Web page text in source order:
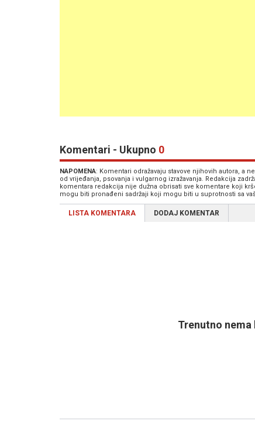
Komentari - Ukupno 0
NAPOMENA: Komentari odražavaju stavove njihovih autora, a
od vrijeđanja, psovanja i vulgarnog izražavanja. Redakcija
komentara redakcija nije dužna obrisati sve komentare koji
mogu biti pronađeni sadržaji koji mogu biti u suprotnosti sa
LISTA KOMENTARA DODAJ KOMENTAR
Trenutno